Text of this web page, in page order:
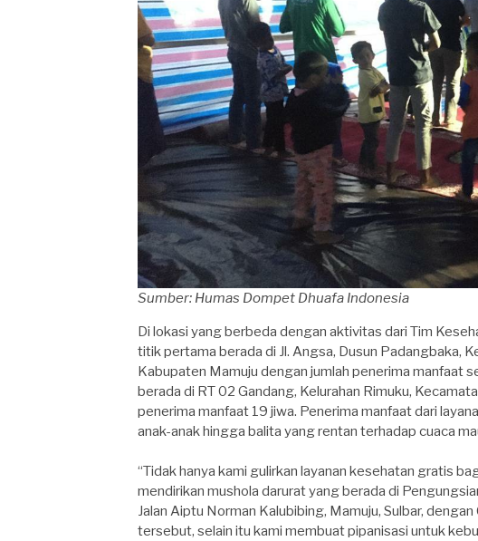
Sumber: Humas Dompet Dhuafa Indonesia
Di lokasi yang berbeda dengan aktivitas dari Tim
titik pertama berada di Jl. Angsa, Dusun Padangbaka,
Kabupaten Mamuju dengan jumlah penerima manfaat
berada di RT 02 Gandang, Kelurahan Rimuku,
penerima manfaat 19 jiwa. Penerima manfaat dari
anak-anak hingga balita yang rentan terhadap cuaca
“Tidak hanya kami gulirkan layanan kesehatan gratis
mendirikan mushola darurat yang berada di
Jalan Aiptu Norman Kalubibing, Mamuju, Sulbar,
tersebut, selain itu kami membuat pipanisasi untuk